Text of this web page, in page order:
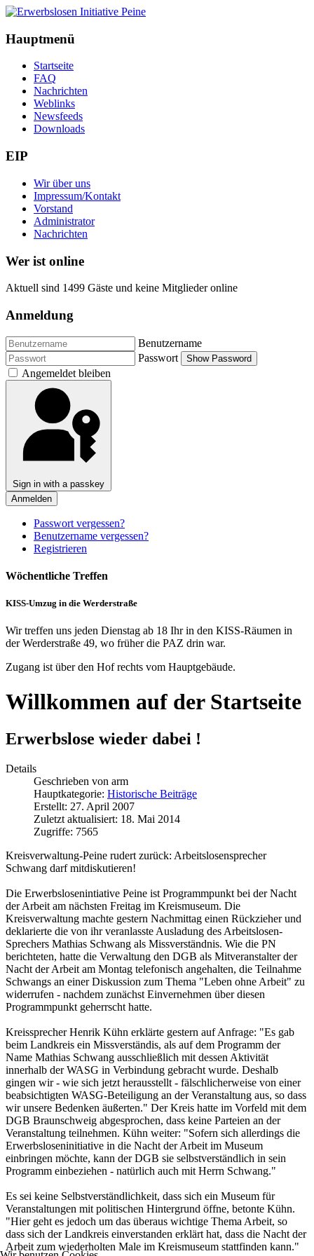
Hauptmenü
Startseite
FAQ
Nachrichten
Weblinks
Newsfeeds
Downloads
EIP
Wir über uns
Impressum/Kontakt
Vorstand
Administrator
Nachrichten
Wer ist online
Aktuell sind 1499 Gäste und keine Mitglieder online
Anmeldung
Benutzername
Passwort
Show Password
Angemeldet bleiben
Sign in with a passkey
Anmelden
Passwort vergessen?
Benutzername vergessen?
Registrieren
Wöchentliche Treffen
KISS-Umzug in die Werderstraße
Wir treffen uns jeden Dienstag ab 18 Ihr in den KISS-Räumen in
der Werderstraße 49, wo früher die PAZ drin war.
Zugang ist über den Hof rechts vom Hauptgebäude.
Willkommen auf der Startseite
Erwerbslose wieder dabei !
Details
Geschrieben von arm
Hauptkategorie: Historische Beiträge
Erstellt: 27. April 2007
Zuletzt aktualisiert: 18. Mai 2014
Zugriffe: 7565
Kreisverwaltung-Peine rudert zurück: Arbeitslosensprecher
Schwang darf mitdiskutieren!
Die Erwerbslosenintiative Peine ist Programmpunkt bei der Nacht
der Arbeit am nächsten Freitag im Kreismuseum. Die
Kreisverwaltung machte gestern Nachmittag einen Rückzieher und
deklarierte die von ihr veranlasste Ausladung des Arbeitslosen-
Sprechers Mathias Schwang als Missverständnis. Wie die PN
berichteten, hatte die Verwaltung den DGB als Mitveranstalter der
Nacht der Arbeit am Montag telefonisch angehalten, die Teilnahme
Schwangs an einer Diskussion zum Thema "Leben ohne Arbeit" zu
widerrufen - nachdem zunächst Einvernehmen über diesen
Programmpunkt geherrscht hatte.
Kreissprecher Henrik Kühn erklärte gestern auf Anfrage: "Es gab
beim Landkreis ein Missverständis, als auf dem Programm der
Name Mathias Schwang ausschließlich mit dessen Aktivität
innerhalb der WASG in Verbindung gebracht wurde. Deshalb
gingen wir - wie sich jetzt herausstellt - fälschlicherweise von einer
beabsichtigten WASG-Beteiligung an der Veranstaltung aus, so dass
wir unsere Bedenken äußerten." Der Kreis hatte im Vorfeld mit dem
DGB Braunschweig abgesprochen, dass keine Parteien an der
Veranstaltung teilnehmen. Kühn weiter: "Sofern sich allerdings die
Erwerbsloseninitiative in die Nacht der Arbeit im Museum
einbringen möchte, kann der DGB sie selbstverständlich in sein
Programm einbeziehen - natürlich auch mit Herrn Schwang."
Es sei keine Selbstverständlichkeit, dass sich ein Museum für
Veranstaltungen mit politischen Hintergrund öffne, betonte Kühn.
"Hier geht es jedoch um das überaus wichtige Thema Arbeit, so
dass sich der Landkreis einverstanden erklärt hat, dass die Nacht der
Arbeit zum wiederholten Male im Kreismuseum stattfinden kann."